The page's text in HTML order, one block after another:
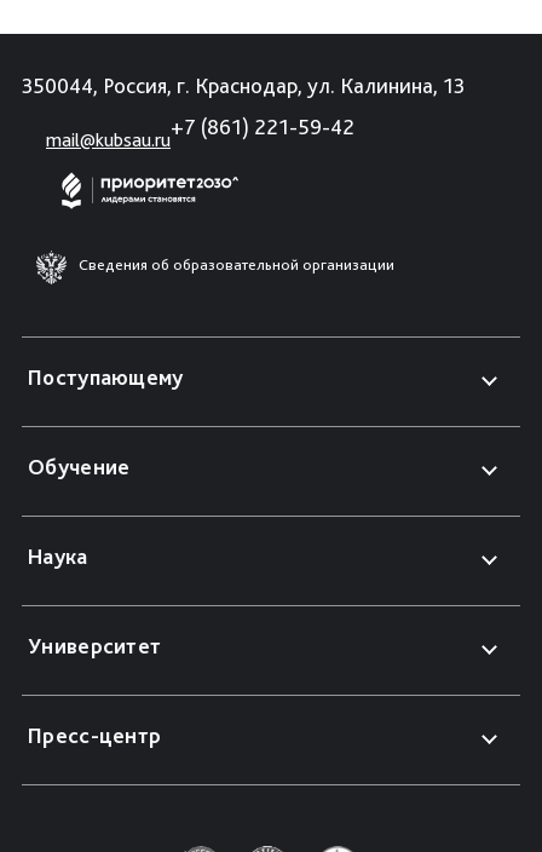
350044, Россия, г. Краснодар, ул. Калинина, 13
mail@kubsau.ru
+7 (861) 221-59-42
Сведения об образовательной организации
Поступающему
Обучение
Наука
Университет
Пресс-центр